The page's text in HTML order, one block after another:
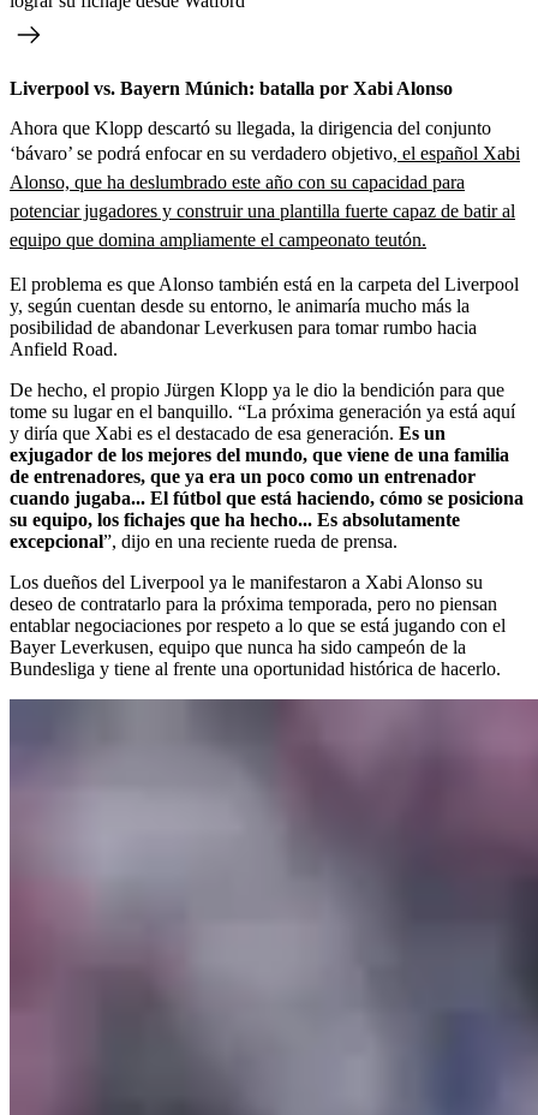
Liverpool vs. Bayern Múnich: batalla por Xabi Alonso
Ahora que Klopp descartó su llegada, la dirigencia del conjunto
‘bávaro’ se podrá enfocar en su verdadero objetivo, el español Xabi
Alonso, que ha deslumbrado este año con su capacidad para
potenciar jugadores y construir una plantilla fuerte capaz de batir al
equipo que domina ampliamente el campeonato teutón.
El problema es que Alonso también está en la carpeta del Liverpool
y, según cuentan desde su entorno, le animaría mucho más la
posibilidad de abandonar Leverkusen para tomar rumbo hacia
Anfield Road.
De hecho, el propio Jürgen Klopp ya le dio la bendición para que
tome su lugar en el banquillo. “La próxima generación ya está aquí
y diría que Xabi es el destacado de esa generación. Es un
exjugador de los mejores del mundo, que viene de una familia
de entrenadores, que ya era un poco como un entrenador
cuando jugaba... El fútbol que está haciendo, cómo se posiciona
su equipo, los fichajes que ha hecho... Es absolutamente
excepcional”, dijo en una reciente rueda de prensa.
Los dueños del Liverpool ya le manifestaron a Xabi Alonso su
deseo de contratarlo para la próxima temporada, pero no piensan
entablar negociaciones por respeto a lo que se está jugando con el
Bayer Leverkusen, equipo que nunca ha sido campeón de la
Bundesliga y tiene al frente una oportunidad histórica de hacerlo.